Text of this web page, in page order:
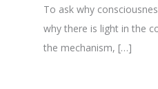
To ask why
why there is light in the
the mechanism, […]